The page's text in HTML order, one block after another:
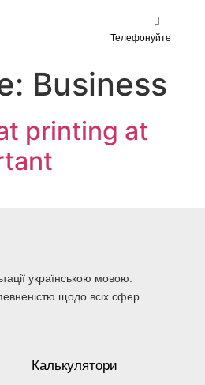
Телефонуйте
Business
printing at
українською мовою.
щодо всіх сфер
Калькулятори